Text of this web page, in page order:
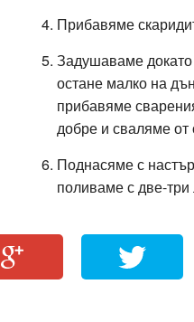
Прибавяме
Задушаваме докато
остане малко на
прибавяме
добре и сваляме от
Поднасяме с
поливаме с две-три